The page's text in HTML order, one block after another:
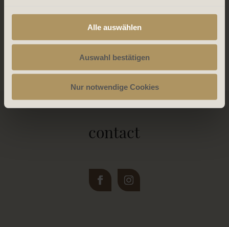
Alle auswählen
Auswahl bestätigen
Nur notwendige Cookies
Datenschutzerklärung_copy
contact